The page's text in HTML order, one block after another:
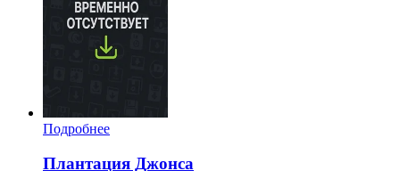
Подробнее
Плантация Джонса